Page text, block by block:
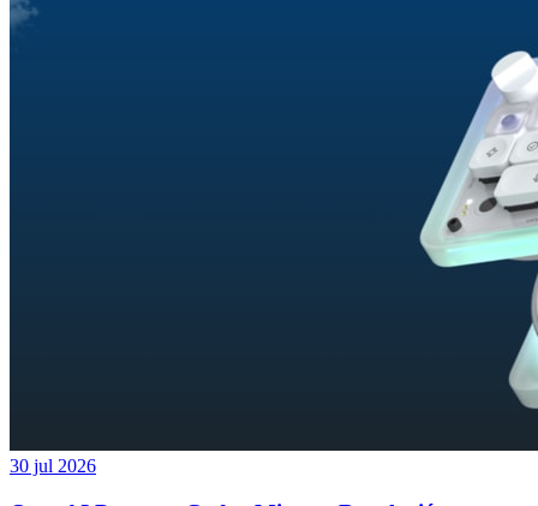
30 jul 2026